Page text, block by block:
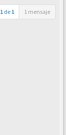
1 de 1 1 mensaje